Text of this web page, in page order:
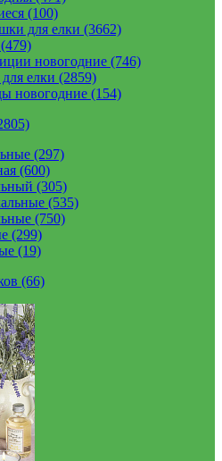
(100)
для елки (3662)
новогодние (746)
елки (2859)
новогодние (154)
(297)
(600)
(305)
(535)
(750)
(299)
(19)
(66)